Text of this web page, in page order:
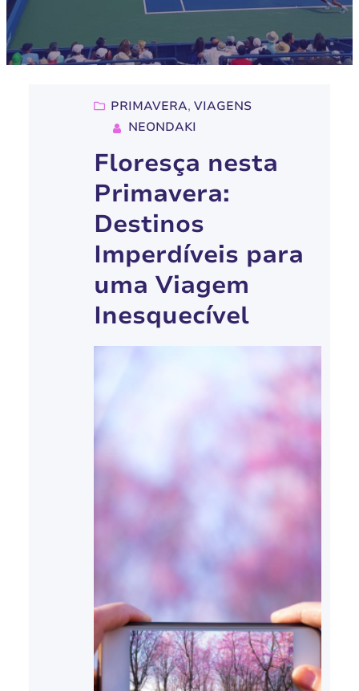
PRIMAVERA, VIAGENS
NEONDAKI
Floresça nesta
Primavera:
Destinos
Imperdíveis para
uma Viagem
Inesquecível